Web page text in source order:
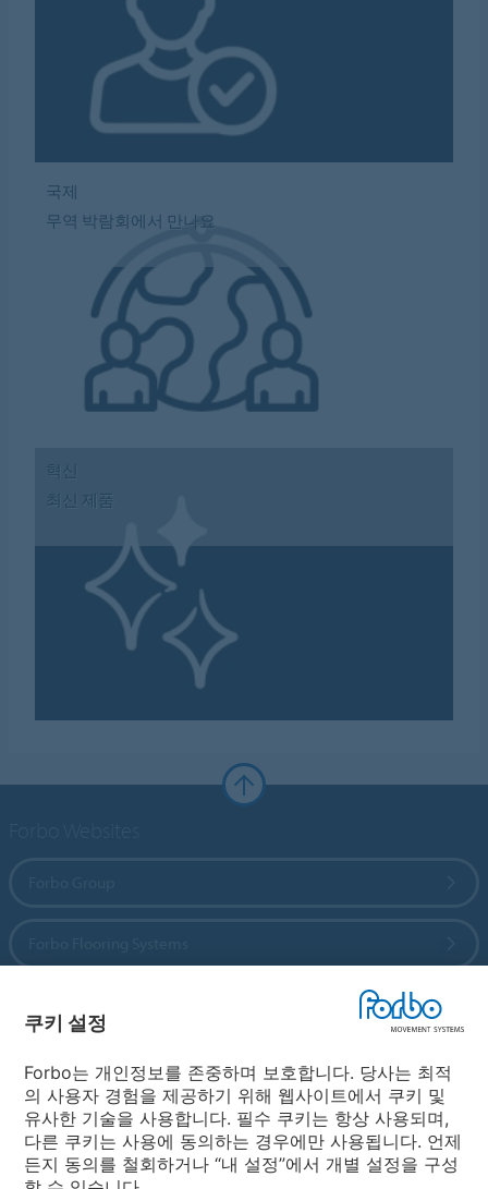
국제
무역 박람회에서 만나요
혁신
최신 제품
국가 선택
국가 선택
쿠키 설정
Forbo는 개인정보를 존중하며 보호합니다. 당사는 최적
의 사용자 경험을 제공하기 위해 웹사이트에서 쿠키 및
유사한 기술을 사용합니다. 필수 쿠키는 항상 사용되며,
다른 쿠키는 사용에 동의하는 경우에만 사용됩니다. 언제
든지 동의를 철회하거나 “내 설정”에서 개별 설정을 구성